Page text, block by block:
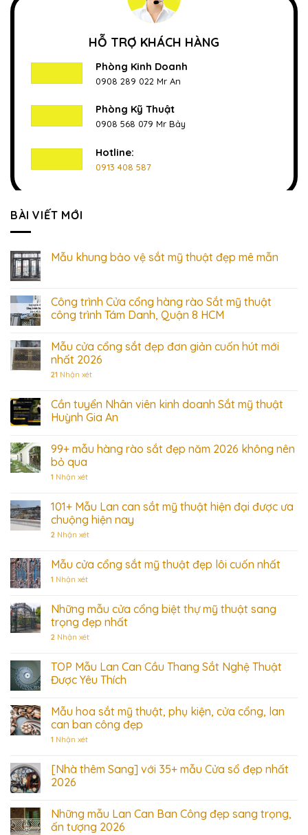
HỖ TRỢ KHÁCH HÀNG
Phòng Kinh Doanh
0908 289 022 Mr An
Phòng Kỹ Thuật
0908 568 079 Mr Bảy
Hotline:
0913 408 587
BÀI VIẾT MỚI
Mẫu khung bảo vệ sắt mỹ thuật đẹp mê mẫn
Công trình Cửa cổng hàng rào Sắt mỹ thuật
công trình Tám Danh, Quận 8 HCM
Mẫu cửa cổng sắt đẹp đơn giản cuốn hút mới
nhất 2026
21 Nhận xét
Cần tuyển Nhân viên kinh doanh Sắt mỹ thuật
Huỳnh Gia An
99+ mẫu hàng rào sắt đẹp năm 2026 không nên
bỏ qua
1 Nhận xét
101+ Mẫu Lan can sắt mỹ thuật hiện đại được ưa
chuộng hiện nay
2 Nhận xét
Mẫu cửa cổng sắt mỹ thuật đẹp lôi cuốn nhất
1 Nhận xét
Những mẫu cửa cổng biệt thự mỹ thuật sang
trọng đẹp nhất
2 Nhận xét
TOP Mẫu Lan Can Cầu Thang Sắt Nghệ Thuật
Được Yêu Thích
Mẫu hoa sắt mỹ thuật, phụ kiện, cửa cổng, lan
can ban công đẹp
1 Nhận xét
[Nhà thêm Sang] với 35+ mẫu Cửa sổ đẹp nhất
2026
Những mẫu Lan Can Ban Công đẹp sang trọng,
ấn tượng 2026